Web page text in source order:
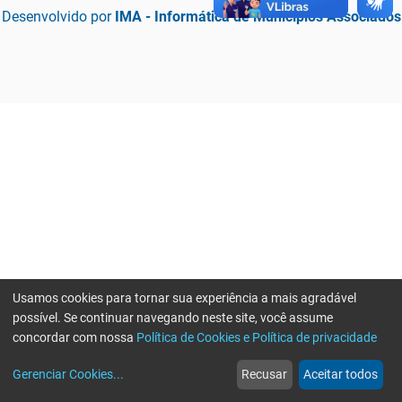
Desenvolvido por IMA - Informática de Municípios Associados
web
Notícias
more_horiz
Mais
Usamos cookies para tornar sua experiência a mais agradável
possível. Se continuar navegando neste site, você assume
concordar com nossa Política de Cookies e Política de privacidade
Gerenciar Cookies... Recusar Aceitar todos
Erro ao enviar informações, por favor tente novamente